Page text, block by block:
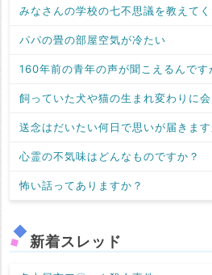
みなさんの学校の七不思議を教えて
パパの畳の部屋空気が冷たい
160年前の青年の声が聞こえるんです
飼っていた犬や猫の生まれ変わりに
送念はだいたい何日で思いが届きます
心霊の不気味はどんなものですか？
怖い話ってありますか？
新着スレッド